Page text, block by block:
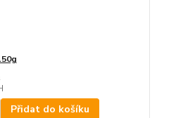
Přidat do košíku